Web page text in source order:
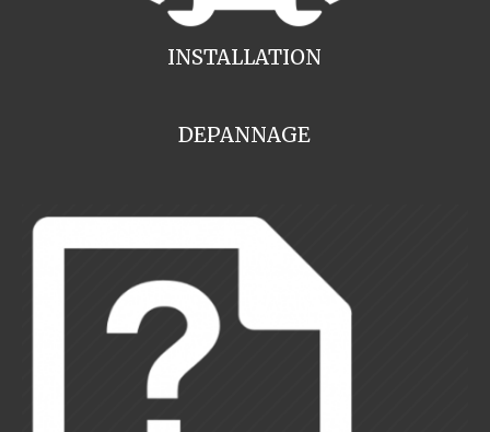
INSTALLATION
DEPANNAGE